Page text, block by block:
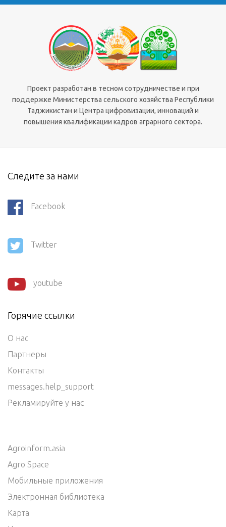
Проект разработан в тесном сотрудничестве и при
поддержке Министерства сельского хозяйства Республики
Таджикистан и Центра цифровизации, инноваций и
повышения квалификации кадров аграрного сектора.
Следите за нами
Facebook
Twitter
youtube
Горячие ссылки
О нас
Партнеры
Контакты
messages.help_support
Рекламируйте у нас
Agroinform.asia
Agro Space
Мобильные приложения
Электронная библиотека
Карта